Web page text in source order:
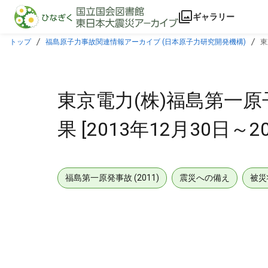
本文に飛ぶ
ギャラリー
トップ 福島原子力事故関連情報アーカイブ (日本原子力研究開発機構)
東京電力(株)福島第一
果 [2013年12月30日～
福島第一原発事故 (2011) 震災への備え 被災